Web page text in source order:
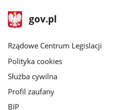
stopka
gov.plStrona
gov.pl
Rządowe Centrum Legislacji
Polityka cookies
Służba cywilna
Profil zaufany
BIP